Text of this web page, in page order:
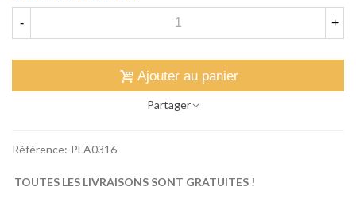
- +
Ajouter au panier
Partager
Référence: PLA0316
TOUTES LES LIVRAISONS SONT GRATUITES !